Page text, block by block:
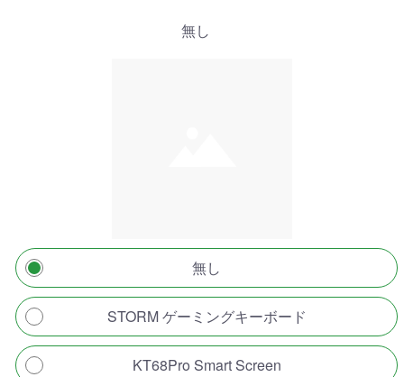
無し
無し
STORM ゲーミングキーボード
KT68Pro Smart Screen